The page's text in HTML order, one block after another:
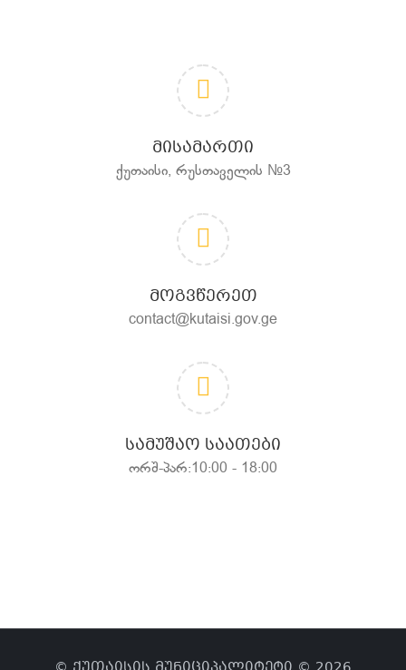
ᲛᲘᲡᲐᲛᲐᲠᲗᲘ
ქუთაისი, რუსთაველის №3
ᲛᲝᲒᲕᲬᲔᲠᲔᲗ
contact@kutaisi.gov.ge
ᲡᲐᲛᲣᲨᲐᲝ ᲡᲐᲐᲗᲔᲑᲘ
ორშ-პარ:10:00 - 18:00